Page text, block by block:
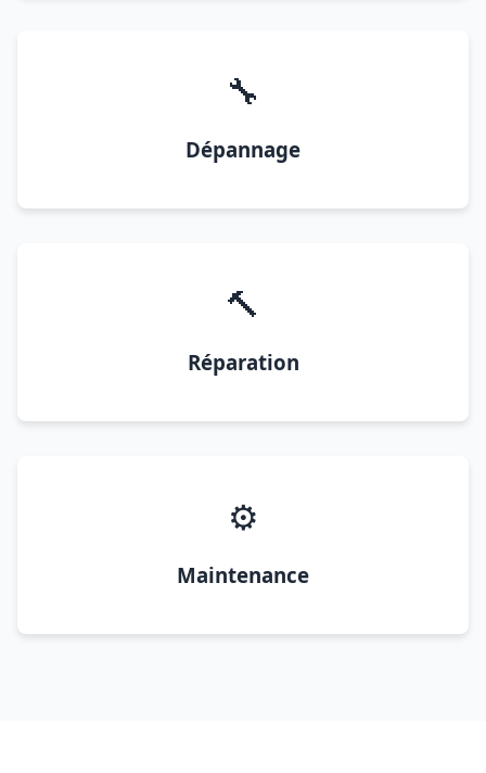
🔧
Dépannage
🔨
Réparation
⚙️
Maintenance